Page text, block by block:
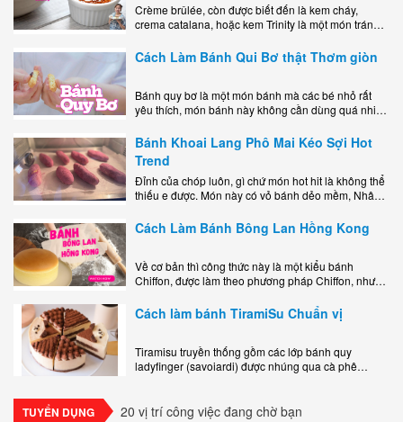
Crème brûlée, còn được biết đến là kem cháy,
crema catalana, hoặc kem Trinity là một món tráng
lớp..
Cách Làm Bánh Qui Bơ thật Thơm giòn
Bánh quy bơ là một món bánh mà các bé nhỏ rất
yêu thích, món bánh này không cần dùng quá nhiều
Bánh Khoai Lang Phô Mai Kéo Sợi Hot
Trend
Đỉnh của chóp luôn, gì chứ món hot hit là không thể
thiếu e được. Món này có vỏ bánh dẻo mềm, Nhân
Cách Làm Bánh Bông Lan Hồng Kong
Về cơ bản thì công thức này là một kiểu bánh
Chiffon, được làm theo phương pháp Chiffon, nhưng
ngon, làm..
Cách làm bánh TiramiSu Chuẩn vị
Tiramisu truyền thống gồm các lớp bánh quy
ladyfinger (savoiardi) được nhúng qua cà phê
TUYỂN DỤNG 20 vị trí công việc đang chờ bạn